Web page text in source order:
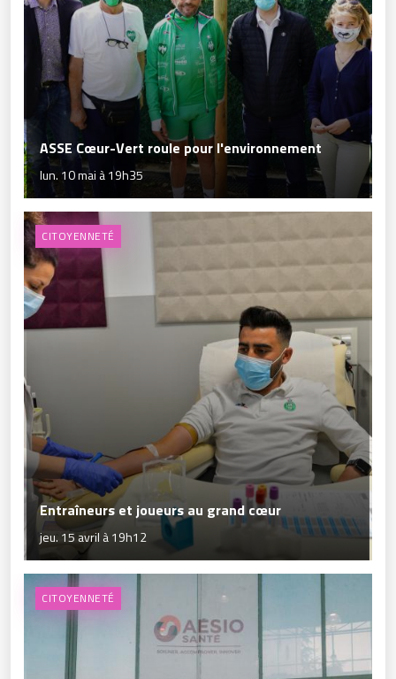
ASSE Cœur-Vert roule pour l'environnement
lun. 10 mai à 19h35
CITOYENNETÉ
Entraîneurs et joueurs au grand cœur
jeu. 15 avril à 19h12
CITOYENNETÉ